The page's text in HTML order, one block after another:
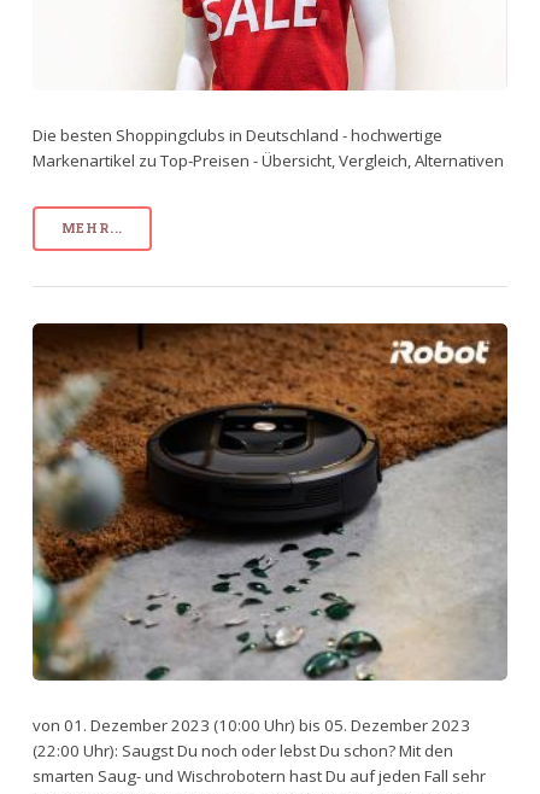
Die besten Shoppingclubs in Deutschland - hochwertige
Markenartikel zu Top-Preisen - Übersicht, Vergleich, Alternativen
MEHR...
von 01. Dezember 2023 (10:00 Uhr) bis 05. Dezember 2023
(22:00 Uhr): Saugst Du noch oder lebst Du schon? Mit den
smarten Saug- und Wischrobotern hast Du auf jeden Fall sehr